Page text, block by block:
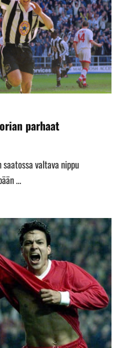
parhaat
valtava nippu
…